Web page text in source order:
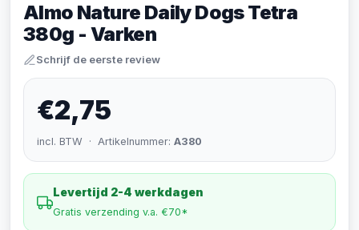
Almo Nature Daily Dogs Tetra
380g - Varken
Schrijf de eerste review
€2,75
incl. BTW · Artikelnummer: A380
Levertijd 2-4 werkdagen
Gratis verzending v.a. €70*